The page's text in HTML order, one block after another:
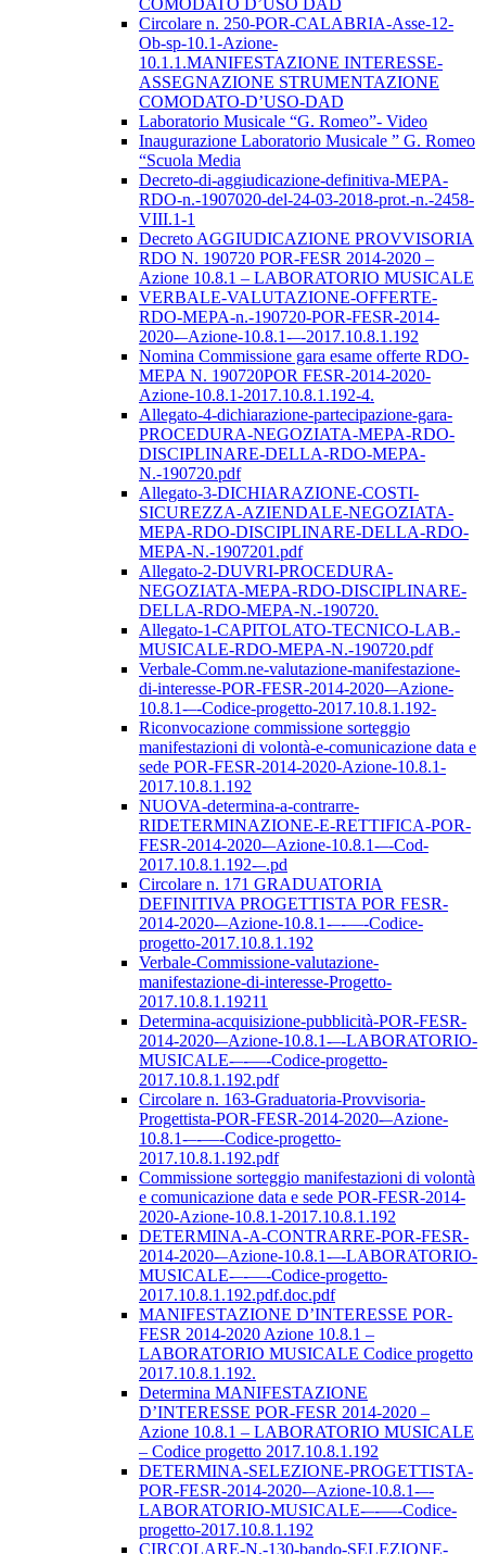
COMODATO D’USO DAD
Circolare n. 250-POR-CALABRIA-Asse-12-
Ob-sp-10.1-Azione-
10.1.1.MANIFESTAZIONE INTERESSE-
ASSEGNAZIONE STRUMENTAZIONE
COMODATO-D’USO-DAD
Laboratorio Musicale “G. Romeo”- Video
Inaugurazione Laboratorio Musicale ” G. Romeo
“Scuola Media
Decreto-di-aggiudicazione-definitiva-MEPA-
RDO-n.-1907020-del-24-03-2018-prot.-n.-2458-
VIII.1-1
Decreto AGGIUDICAZIONE PROVVISORIA
RDO N. 190720 POR-FESR 2014-2020 –
Azione 10.8.1 – LABORATORIO MUSICALE
VERBALE-VALUTAZIONE-OFFERTE-
RDO-MEPA-n.-190720-POR-FESR-2014-
2020-–Azione-10.8.1-–-2017.10.8.1.192
Nomina Commissione gara esame offerte RDO-
MEPA N. 190720POR FESR-2014-2020-
Azione-10.8.1-2017.10.8.1.192-4.
Allegato-4-dichiarazione-partecipazione-gara-
PROCEDURA-NEGOZIATA-MEPA-RDO-
DISCIPLINARE-DELLA-RDO-MEPA-
N.-190720.pdf
Allegato-3-DICHIARAZIONE-COSTI-
SICUREZZA-AZIENDALE-NEGOZIATA-
MEPA-RDO-DISCIPLINARE-DELLA-RDO-
MEPA-N.-1907201.pdf
Allegato-2-DUVRI-PROCEDURA-
NEGOZIATA-MEPA-RDO-DISCIPLINARE-
DELLA-RDO-MEPA-N.-190720.
Allegato-1-CAPITOLATO-TECNICO-LAB.-
MUSICALE-RDO-MEPA-N.-190720.pdf
Verbale-Comm.ne-valutazione-manifestazione-
di-interesse-POR-FESR-2014-2020-–Azione-
10.8.1-–-Codice-progetto-2017.10.8.1.192-
Riconvocazione commissione sorteggio
manifestazioni di volontà-e-comunicazione data e
sede POR-FESR-2014-2020-Azione-10.8.1-
2017.10.8.1.192
NUOVA-determina-a-contrarre-
RIDETERMINAZIONE-E-RETTIFICA-POR-
FESR-2014-2020-–Azione-10.8.1-–-Cod-
2017.10.8.1.192-–.pd
Circolare n. 171 GRADUATORIA
DEFINITIVA PROGETTISTA POR FESR-
2014-2020-–Azione-10.8.1-–-––-Codice-
progetto-2017.10.8.1.192
Verbale-Commissione-valutazione-
manifestazione-di-interesse-Progetto-
2017.10.8.1.19211
Determina-acquisizione-pubblicità-POR-FESR-
2014-2020-–Azione-10.8.1-–-LABORATORIO-
MUSICALE-–-––-Codice-progetto-
2017.10.8.1.192.pdf
Circolare n. 163-Graduatoria-Provvisoria-
Progettista-POR-FESR-2014-2020-–Azione-
10.8.1-–-––-Codice-progetto-
2017.10.8.1.192.pdf
Commissione sorteggio manifestazioni di volontà
e comunicazione data e sede POR-FESR-2014-
2020-Azione-10.8.1-2017.10.8.1.192
DETERMINA-A-CONTRARRE-POR-FESR-
2014-2020-–Azione-10.8.1-–-LABORATORIO-
MUSICALE-–-––-Codice-progetto-
2017.10.8.1.192.pdf.doc.pdf
MANIFESTAZIONE D’INTERESSE POR-
FESR 2014-2020 Azione 10.8.1 –
LABORATORIO MUSICALE Codice progetto
2017.10.8.1.192.
Determina MANIFESTAZIONE
D’INTERESSE POR-FESR 2014-2020 –
Azione 10.8.1 – LABORATORIO MUSICALE
– Codice progetto 2017.10.8.1.192
DETERMINA-SELEZIONE-PROGETTISTA-
POR-FESR-2014-2020-–Azione-10.8.1-–-
LABORATORIO-MUSICALE-–-––-Codice-
progetto-2017.10.8.1.192
CIRCOLARE-N.-130-bando-SELEZIONE-